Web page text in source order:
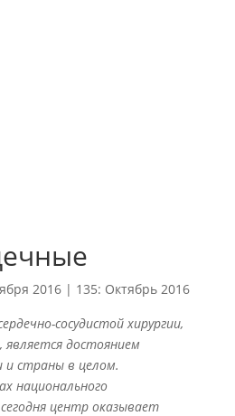
2016| 135: Октябрь 2016
сосудистой хирургии,
является достоянием
и страны в целом.
национального
центр оказывает